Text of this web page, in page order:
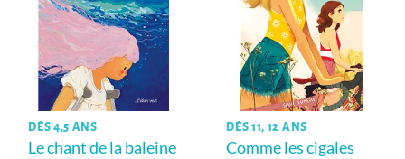
DÈS 4,5 ANS
Le chant de la baleine
DÈS 11, 12 ANS
Comme les cigales